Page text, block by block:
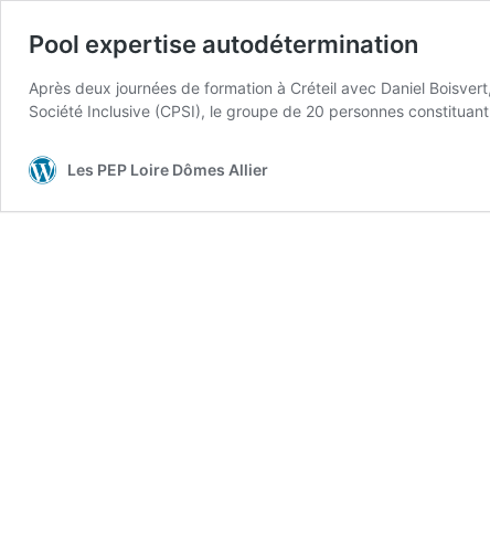
Pool expertise autodétermination
Après deux journées de formation à Créteil avec Daniel
Société Inclusive (CPSI), le groupe de 20 personnes
Les PEP Loire Dômes Allier